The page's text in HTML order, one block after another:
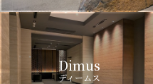
Dimus
ディームス